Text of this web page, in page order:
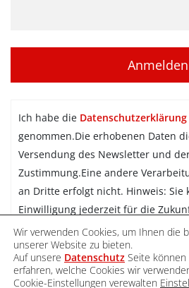
Ich habe die Datenschutzerklärung
genommen.Die erhobenen Daten
Versendung des Newsletter und
Zustimmung.Eine andere
an Dritte erfolgt nicht. Hinweis: Sie
Einwilligung jederzeit für die
Newsletter
Wir verwenden Cookies, um Ihnen die
unserer Website zu bieten.
Auf unsere Datenschutz Seite
erfahren, welche Cookies wir
Cookie-Einstellungen verewalten